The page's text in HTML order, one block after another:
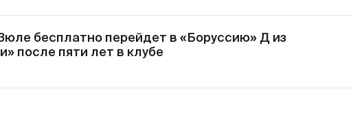
бесплатно перейдет в «Боруссию» Д из
после пяти лет в клубе